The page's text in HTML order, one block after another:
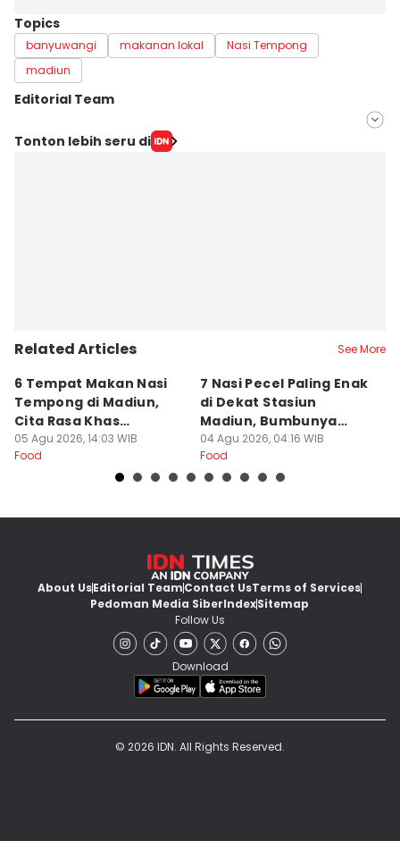
Topics
banyuwangi makanan lokal
Nasi Tempong
madiun
Editorial Team
Editor
Tonton lebih seru di
Related Articles See More
6 Tempat Makan Nasi
Tempong di Madiun,
Cita Rasa Khas
Banyuwangi
05 Agu 2026, 14:03 WIB
Food
7 Nasi Pecel Paling Enak
di Dekat Stasiun
Madiun, Bumbunya
Khas
04 Agu 2026, 04:16 WIB
Food
About UsEditorial TeamContact UsTerms of Services
Pedoman Media SiberIndexSitemap
Follow Us
Download
© 2026 IDN. All Rights Reserved.